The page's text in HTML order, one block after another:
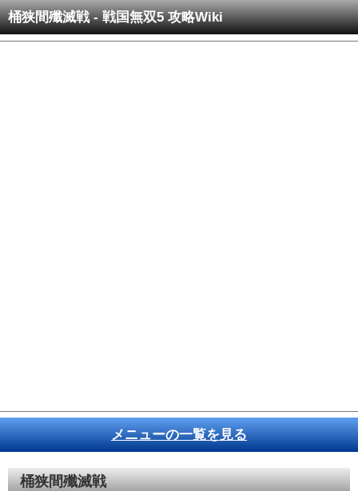
桶狭間殲滅戦 - 戦国無双5 攻略Wiki
メニューの一覧を見る
桶狭間殲滅戦